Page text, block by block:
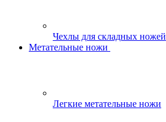
Чехлы для складных ножей
Метательные ножи
Легкие метательные ножи